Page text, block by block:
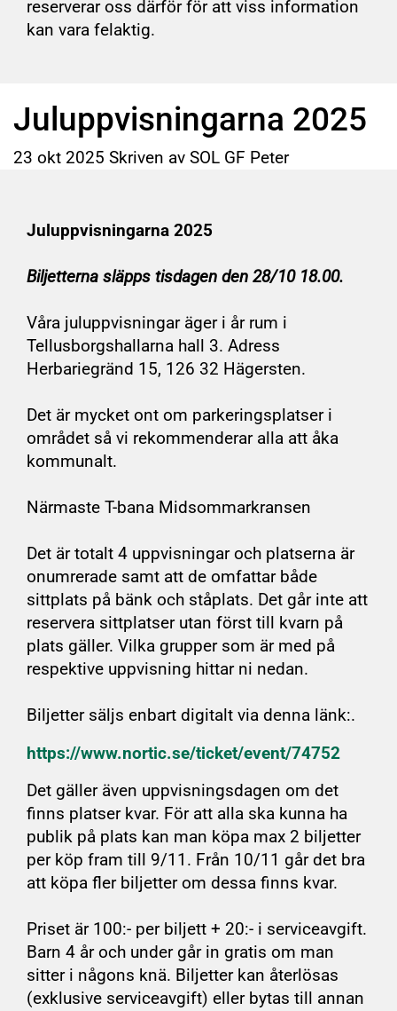
reserverar oss därför för att viss information
kan vara felaktig.
Juluppvisningarna 2025
23 okt 2025 Skriven av SOL GF Peter
Juluppvisningarna 2025
Biljetterna släpps tisdagen den 28/10 18.00.
Våra juluppvisningar äger i år rum i
Tellusborgshallarna hall 3. Adress
Herbariegränd 15, 126 32 Hägersten.
Det är mycket ont om parkeringsplatser i
området så vi rekommenderar alla att åka
kommunalt.
Närmaste T-bana Midsommarkransen
Det är totalt 4 uppvisningar och platserna är
onumrerade samt att de omfattar både
sittplats på bänk och ståplats. Det går inte att
reservera sittplatser utan först till kvarn på
plats gäller. Vilka grupper som är med på
respektive uppvisning hittar ni nedan.
Biljetter säljs enbart digitalt via denna länk:.
https://www.nortic.se/ticket/event/74752
Det gäller även uppvisningsdagen om det
finns platser kvar. För att alla ska kunna ha
publik på plats kan man köpa max 2 biljetter
per köp fram till 9/11. Från 10/11 går det bra
att köpa fler biljetter om dessa finns kvar.
Priset är 100:- per biljett + 20:- i serviceavgift.
Barn 4 år och under går in gratis om man
sitter i någons knä. Biljetter kan återlösas
(exklusive serviceavgift) eller bytas till annan